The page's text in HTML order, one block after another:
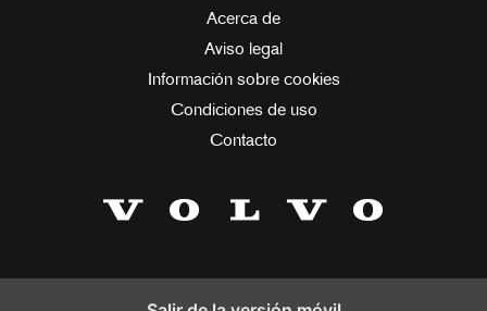
Acerca de
Aviso legal
Información sobre cookies
Condiciones de uso
Contacto